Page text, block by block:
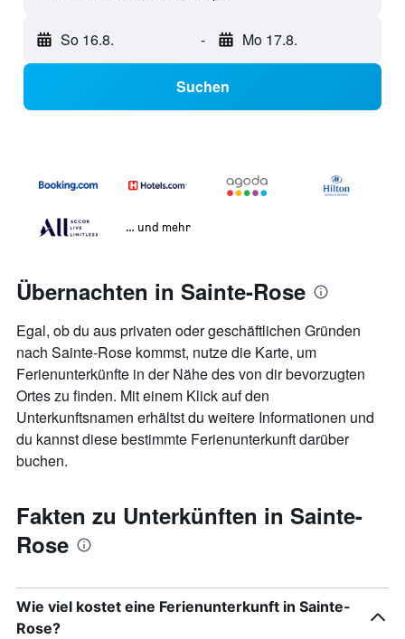
So 16.8. - Mo 17.8.
Suchen
… und mehr
Übernachten in Sainte-Rose
Egal, ob du aus privaten oder geschäftlichen Gründen
nach Sainte-Rose kommst, nutze die Karte, um
Ferienunterkünfte in der Nähe des von dir bevorzugten
Ortes zu finden. Mit einem Klick auf den
Unterkunftsnamen erhältst du weitere Informationen und
du kannst diese bestimmte Ferienunterkunft darüber
buchen.
Fakten zu Unterkünften in Sainte-
Rose
Wie viel kostet eine Ferienunterkunft in Sainte-
Rose?